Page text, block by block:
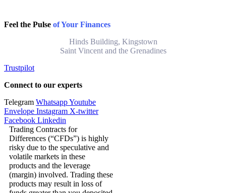
Feel the Pulse of Your Finances
Hinds Building, Kingstown
Saint Vincent and the Grenadines
Trustpilot
Connect to our experts
Telegram WhatsappYoutube
Envelope Instagram X-twitter
Facebook Linkedin
Trading Contracts for
Differences (“CFDs”) is highly
risky due to the speculative and
volatile markets in these
products and the leverage
(margin) involved. Trading these
products may result in loss of